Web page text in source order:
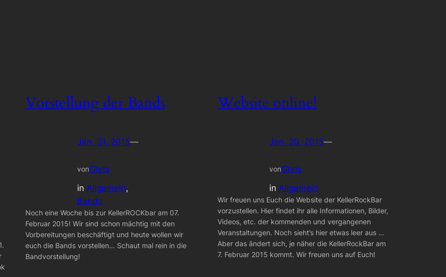
Vorstellung der Bands
Jan. 31, 2015—
vonChris
in Allgemein
Bands
Noch eine Woche bis zur KellerROCKbar am 07.
Februar 2015! Wir sind schon mächtig mit den
Vorbereitungen beschäftigt und heute wollen wir
euch die Bands vorstellen… Schaut mal rein in die
Bandvorstellung!
Website online!
Jan. 20, 2015—
vonChris
inAllgemein
Wir freuen uns Euch die Website der KellerRockBar
vorzustellen. Hier findet ihr alle Informationen, Bilder,
Videos, etc. der kommenden und vergangenen
Veranstaltungen. Noch sieht’s hier etwas leer aus …
Aber das ändert sich, je näher die KellerRockBar am
7. Februar 2015 kommt. Wir freuen uns auf Euch!